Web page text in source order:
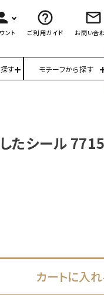
ント
help_outline
ご利用ガイド
mail_outline
お問い合
す モチーフから探す
たシール
カートに入